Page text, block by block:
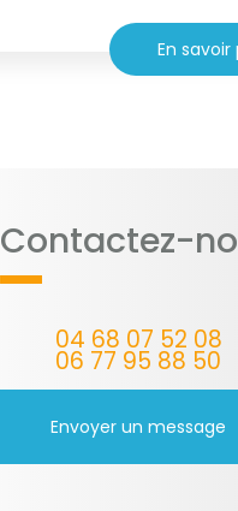
En savoir
Contactez-
04 68 07 52 08
06 77 95 88 50
Envoyer un message